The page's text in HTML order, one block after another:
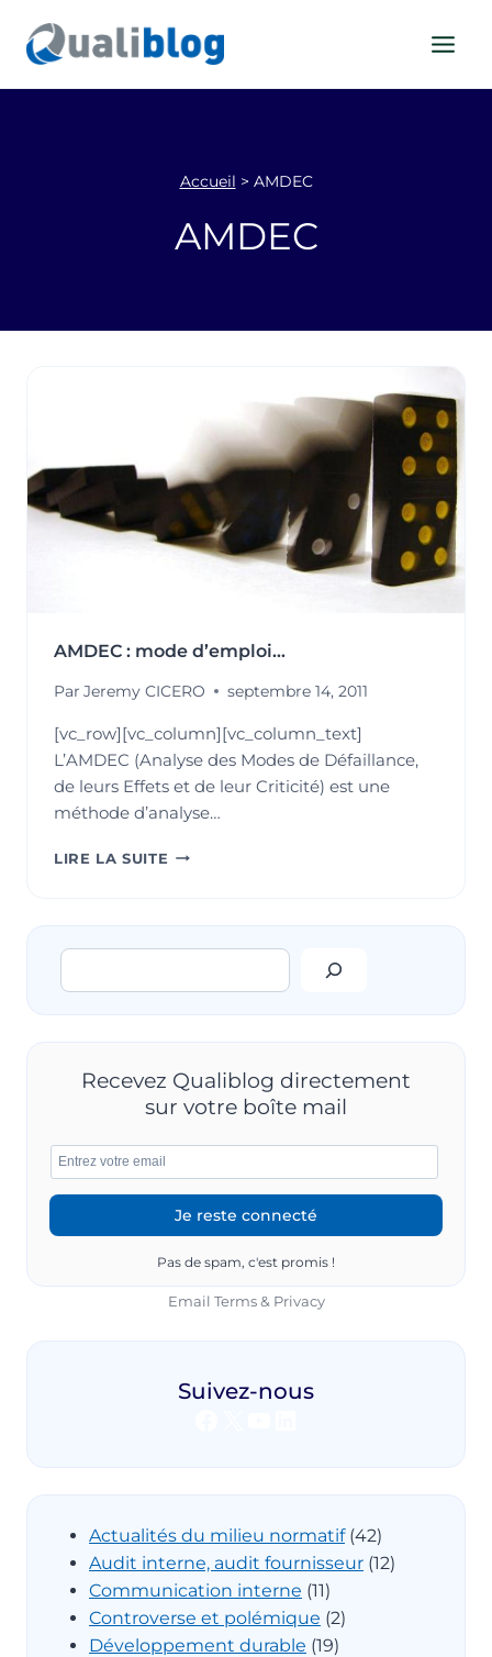
contenu
Accueil > AMDEC
AMDEC
AMDEC : mode d’emploi…
Par Jeremy CICERO septembre 14, 2011
[vc_row][vc_column][vc_column_text]
L’AMDEC (Analyse des Modes de Défaillance,
de leurs Effets et de leur Criticité) est une
méthode d’analyse…
LIRE LA SUITE AMDEC
Rechercher
Recevez Qualiblog directement
sur votre boîte mail
Pas de spam, c'est promis !
Email Terms& Privacy
Suivez-nous
Actualités du milieu normatif(42)
Audit interne, audit fournisseur (12)
Communication interne (11)
Controverse et polémique (2)
Développement durable (19)